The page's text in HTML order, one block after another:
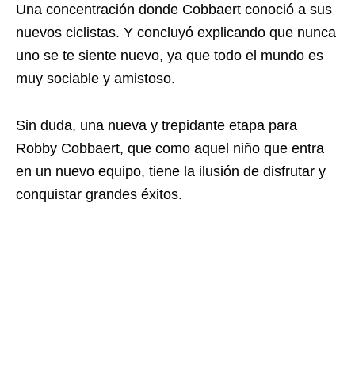
Una concentración donde Cobbaert conoció a sus
nuevos ciclistas. Y concluyó explicando que nunca
uno se te siente nuevo, ya que todo el mundo es
muy sociable y amistoso.
Sin duda, una nueva y trepidante etapa para
Robby Cobbaert, que como aquel niño que entra
en un nuevo equipo, tiene la ilusión de disfrutar y
conquistar grandes éxitos.